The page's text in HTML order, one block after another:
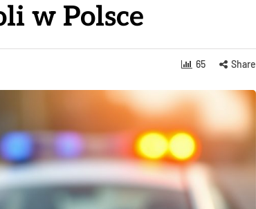
w Polsce
65 Share